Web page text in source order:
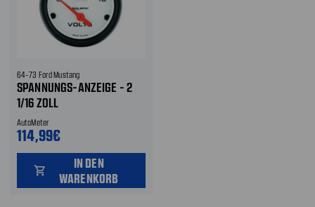
64-73 Ford Mustang
SPANNUNGS-ANZEIGE - 2
1/16 ZOLL
AutoMeter
114,99€
shopping_cart
IN DEN
WARENKORB